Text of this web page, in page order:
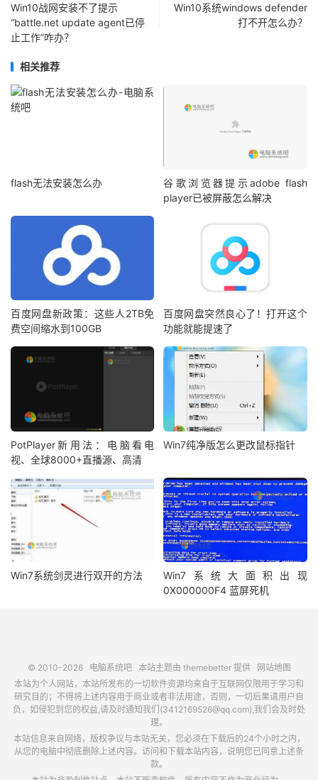
Win10战网安装不了提示
“battle.net update agent已停
止工作”咋办？
Win10系统windows defender
打不开怎么办？
相关推荐
flash无法安装怎么办
谷歌浏览器提示adobe flash
player已被屏蔽怎么解决
百度网盘新政策：这些人2TB免
费空间缩水到100GB
百度网盘突然良心了！打开这个
功能就能提速了
PotPlayer新用法：电脑看电
视、全球8000+直播源、高清
Win7纯净版怎么更改鼠标指针
Win7系统剑灵进行双开的方法
Win7系统大面积出现
0X000000F4 蓝屏死机
© 2010-2026 电脑系统吧本站主题由 themebetter提供
网站地图
本站为个人网站，本站所发布的一切软件资源均来自于互联网仅限用于学习和
研究目的；不得将上述内容用于商业或者非法用途，否则，一切后果请用户自
负，如侵犯到您的权益,请及时通知我们(3412169526@qq.com),我们会及时处
理。
本站信息来自网络，版权争议与本站无关，您必须在下载后的24个小时之内，
从您的电脑中彻底删除上述内容。访问和下载本站内容，说明您已同意上述条
款。